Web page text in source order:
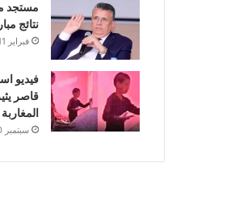
مستجد
نتائج
فبراير 11, 2023
فيديو
قاصر
المغاربة
سبتمبر 20, 2020